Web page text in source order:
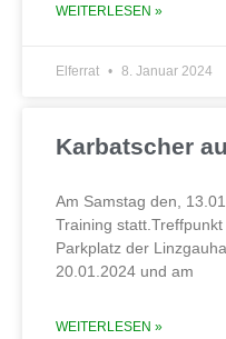
WEITERLESEN »
Elferrat 8. Januar 2024
Karbatscher
Am Samstag den,
Training
Parkplatz der
20.01.2024 und am
WEITERLESEN »